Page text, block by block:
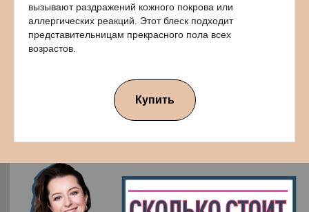
вызывают раздражений кожного покрова или
аллергических реакций. Этот блеск подходит
представительницам прекрасного пола всех
возрастов.
Купить